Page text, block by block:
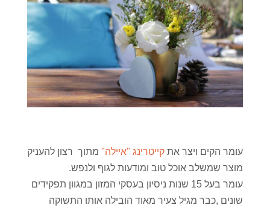
עומר הקים ויצר את קייטרינג "איילה"מתוך רצון להעניק
מוצר שמשלב אוכל טוב ומודעות לגוף ולנפש.
עומר בעל 15 שנות ניסיון בעסקי המזון במגוון תפקידים
שונים ,כבר מגיל צעיר מאוד הובילה אותו התשוקה